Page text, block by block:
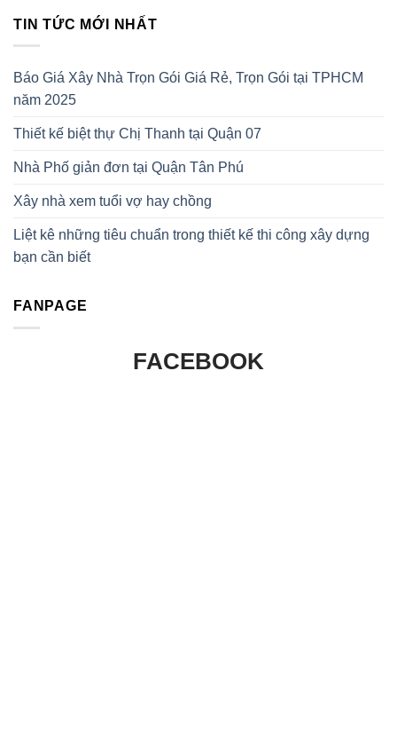
TIN TỨC MỚI NHẤT
Báo Giá Xây Nhà Trọn Gói Giá Rẻ, Trọn Gói tại TPHCM
năm 2025
Thiết kế biệt thự Chị Thanh tại Quận 07
Nhà Phố giản đơn tại Quận Tân Phú
Xây nhà xem tuổi vợ hay chồng
Liệt kê những tiêu chuẩn trong thiết kế thi công xây dựng
bạn cần biết
FANPAGE
FACEBOOK